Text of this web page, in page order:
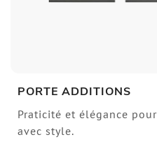
PORTE ADDITIONS
Praticité et élégance
avec style.